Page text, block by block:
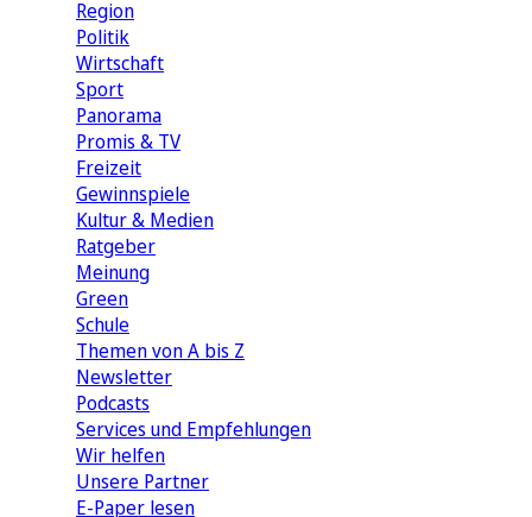
Region
Politik
Wirtschaft
Sport
Panorama
Promis & TV
Freizeit
Gewinnspiele
Kultur & Medien
Ratgeber
Meinung
Green
Schule
Themen von A bis Z
Newsletter
Podcasts
Services und Empfehlungen
Wir helfen
Unsere Partner
E-Paper lesen